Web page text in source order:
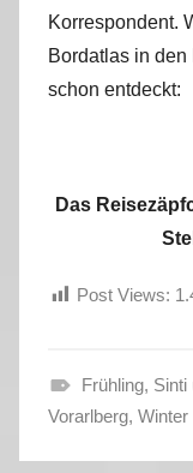
Korrespondent.
Bordatlas in
schon entdeckt:
Das
Post Views:
F
Frühling, Sinti
Vorarlberg, Winter